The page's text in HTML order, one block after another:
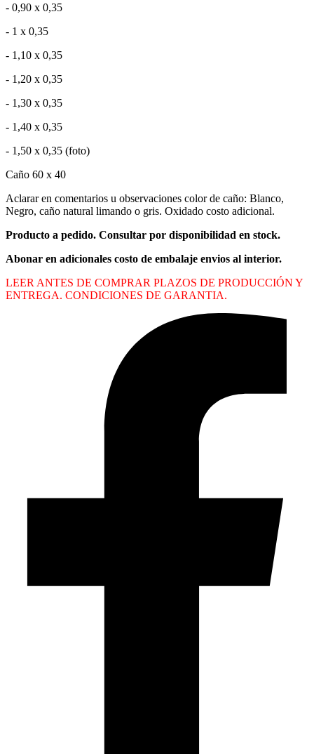
- 0,90 x 0,35
- 1 x 0,35
- 1,10 x 0,35
- 1,20 x 0,35
- 1,30 x 0,35
- 1,40 x 0,35
- 1,50 x 0,35 (foto)
Caño 60 x 40
Aclarar en comentarios u observaciones color de caño: Blanco,
Negro, caño natural limando o gris. Oxidado costo adicional.
Producto a pedido. Consultar por disponibilidad en stock.
Abonar en adicionales costo de embalaje envios al interior.
LEER ANTES DE COMPRAR PLAZOS DE PRODUCCIÓN Y
ENTREGA. CONDICIONES DE GARANTIA.